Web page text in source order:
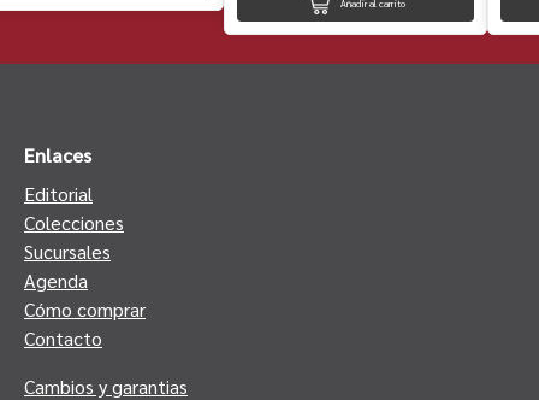
Añadir al carrito
Enlaces
Editorial
Colecciones
Sucursales
Agenda
Cómo comprar
Contacto
Cambios y garantias